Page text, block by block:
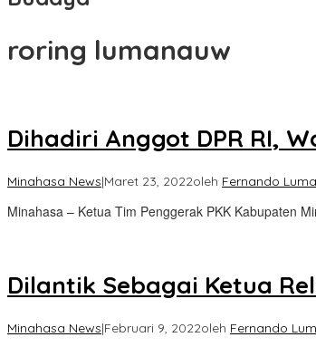
roring lumanauw
Dihadiri Anggot DPR RI,
Minahasa News|Maret 23, 2022oleh Fernando
Minahasa – Ketua Tim Penggerak PKK Kabupaten
Dilantik Sebagai Ketua
Minahasa News|Februari 9, 2022oleh Fernando